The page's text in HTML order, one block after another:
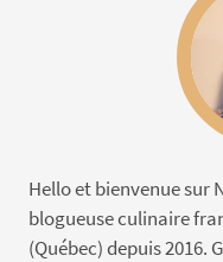
Hello et bienvenue sur
blogueuse culinaire
(Québec) depuis 2016.